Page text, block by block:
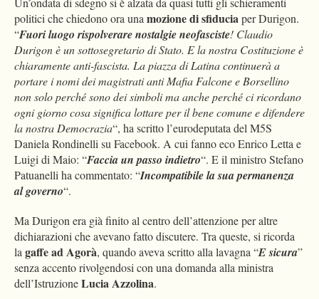
politici che chiedono ora unamozione di sfiduciaper Durigon.
“Fuori luogo rispolverare nostalgie neofasciste! Claudio
Durigon è un sottosegretario di Stato. E la nostra Costituzione è
chiaramente anti-fascista. La piazza di Latina continuerà a
portare i nomi dei magistrati anti Mafia Falcone e Borsellino
non solo perché sono dei simboli ma anche perché ci ricordano
ogni giorno cosa significa lottare per il bene comune e difendere
la nostra Democrazia“, ha scritto l’eurodeputata del M5S
Daniela Rondinelli su Facebook. A cui fanno eco Enrico Letta e
Luigi di Maio: “Faccia un passo indietro“. E il ministro Stefano
Patuanelli ha commentato: “Incompatibile la sua permanenza
al governo“.
Ma Durigon era già finito al centro dell’attenzione per altre
dichiarazioni che avevano fatto discutere. Tra queste, si ricorda
lagaffe ad Agorà, quando aveva scritto alla lavagna “E sicura”
senza accento rivolgendosi con una domanda alla ministra
dell’IstruzioneLucia Azzolina.